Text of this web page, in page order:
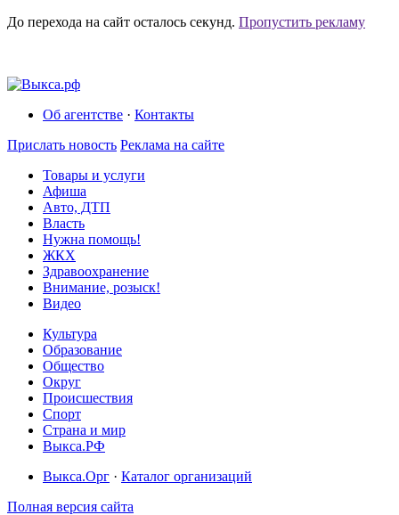
До перехода на сайт осталось секунд. Пропустить рекламу
Об агентстве · Контакты
Прислать новость Реклама на сайте
Товары и услуги
Афиша
Авто, ДТП
Власть
Нужна помощь!
ЖКХ
Здравоохранение
Внимание, розыск!
Видео
Культура
Образование
Общество
Округ
Происшествия
Спорт
Страна и мир
Выкса.РФ
Выкса.Орг · Каталог организаций
Полная версия сайта